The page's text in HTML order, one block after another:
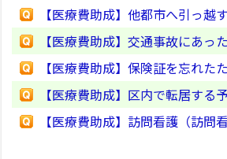
【医療費助成】他都市へ引っ
【医療費助成】交通事故にあ
【医療費助成】保険証を忘れ
【医療費助成】区内で転居す
【医療費助成】訪問看護（訪